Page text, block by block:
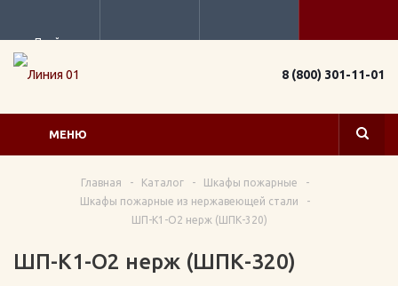
Прайс
8 (800) 301-11-01
МЕНЮ
Главная - Каталог - Шкафы пожарные
-
Шкафы пожарные из нержавеющей стали
-
ШП-К1-О2 нерж (ШПК-320)
ШП-К1-О2 нерж (ШПК-320)